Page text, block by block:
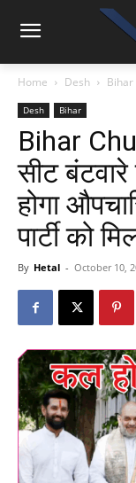
Home Desh Bihar
Desh Bihar
Bihar
सीट
होगा
पार्टी को
By Hetal - October 10,